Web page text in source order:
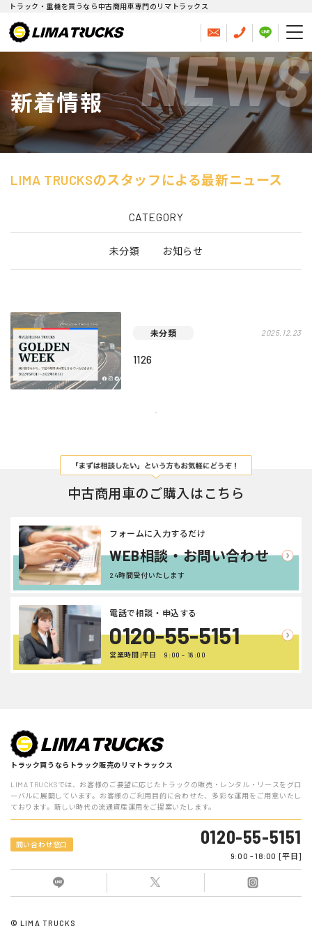
トラック・重機を買うなら中古商用車専門のリマトラックス
新着情報 NEWS
LIMA TRUCKSのスタッフによる最新ニュース
CATEGORY
未分類 お知らせ
未分類 2025.12.23
1126
中古商用車のご購入はこちら
WEB相談・お問い合わせ
フォームに入力するだけ
24時間受付いたします
0120-55-5151
電話で相談・申込する
営業時間 |平日 9:00 - 18:00
トラック買うならトラック販売のリマトラックス
LIMA TRUCKSでは、お客様のご要望に応じたトラックの販売・レンタル・リースをグロ
ーバルに展開しています。お客様のご利用目的に合わせた、多彩な運用をご用意いたし
ております。新しい時代の流通資産運用をご提案いたします。
問い合わせ窓口 0120-55-5151
9:00 - 18:00 [平日]
© LIMA TRUCKS